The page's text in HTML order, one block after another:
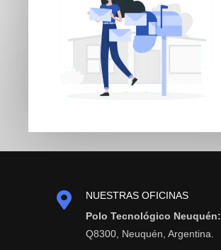

NUESTRAS OFICINAS
Polo Tecnológico Neuquén:
Q8300, Neuquén, Argentina.